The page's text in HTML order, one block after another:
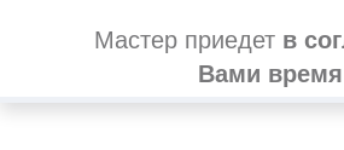
Мастер приедет в
Вами время